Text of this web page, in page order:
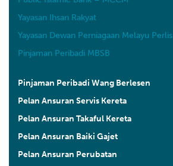
Yayasan Ihsan Rakyat
Yayasan Dewan Perniagaan Melayu Perlis
Pinjaman Peribadi MBSB
Pinjaman Peribadi Wang Berlesen
Pelan Ansuran Servis Kereta
Pelan Ansuran Takaful Kereta
Pelan Ansuran Baiki Gajet
Pelan Ansuran Perubatan